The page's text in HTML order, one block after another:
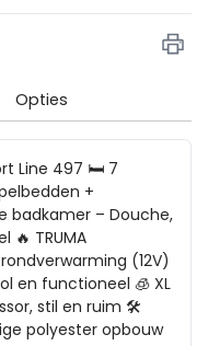
Opties
Line 497 🛏️ 7
+
badkamer – Douche,
TRUMA
(12V)
en functioneel 🧊 XL
stil en ruim 🛠️
polyester opbouw